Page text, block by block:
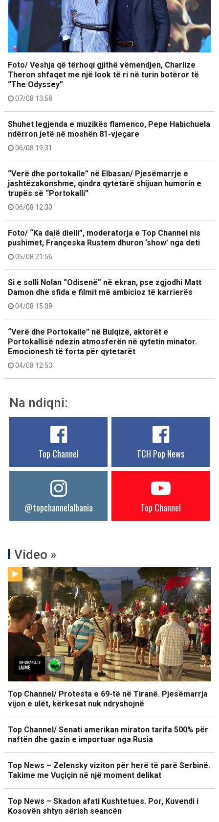
Foto/ Veshja që tërhoqi gjithë vëmendjen, Charlize
Theron shfaqet me një look të ri në turin botëror të
“The Odyssey”
07/08 13:58
Shuhet legjenda e muzikës flamenco, Pepe Habichuela
ndërron jetë në moshën 81-vjeçare
06/08 19:31
“Verë dhe portokalle” në Elbasan/ Pjesëmarrje e
jashtëzakonshme, qindra qytetarë shijuan humorin e
trupës së “Portokalli”
06/08 12:30
Foto/ “Ka dalë dielli”, moderatorja e Top Channel nis
pushimet, Françeska Rustem dhuron ‘show’ nga deti
05/08 21:56
Si e solli Nolan “Odisenë” në ekran, pse zgjodhi Matt
Damon dhe sfida e filmit më ambicioz të karrierës
04/08 15:09
“Verë dhe Portokalle” në Bulqizë, aktorët e
Portokallisë ndezin atmosferën në qytetin minator.
Emocionesh të forta për qytetarët
04/08 12:53
Na ndiqni:
Top Channel TCH Pop News
@topchannelalbania Top Channel
Video »
Top Channel/ Protesta e 69-të në Tiranë. Pjesëmarrja
vijon e ulët, kërkesat nuk ndryshojnë
Top Channel/ Senati amerikan miraton tarifa 500% për
naftën dhe gazin e importuar nga Rusia
Top News – Zelensky viziton për herë të parë Serbinë.
Takime me Vuçiçin në një moment delikat
Top News – Skadon afati Kushtetues. Por, Kuvendi i
Kosovën shtyn sërish seancën